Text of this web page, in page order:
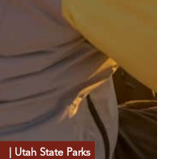
| Utah State Parks